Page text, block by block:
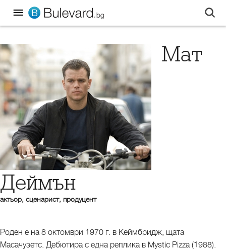
Мат
Деймън
актьор, сценарист, продуцент
Роден е на 8 октомври 1970 г. в Кеймбридж, щата
Масачузетс. Дебютира с една реплика в Mystic Pizza (1988).